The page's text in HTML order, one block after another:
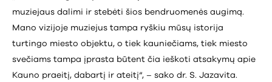
muziejaus dalimi ir stebėti šios bendruomenės augimą.
Mano vizijoje muziejus tampa ryškiu mūsų istorija
turtingo miesto objektu, o tiek kauniečiams, tiek miesto
svečiams tampa įprasta būtent čia ieškoti atsakymų apie
Kauno praeitį, dabartį ir ateitį“, – sako dr. S. Jazavita.